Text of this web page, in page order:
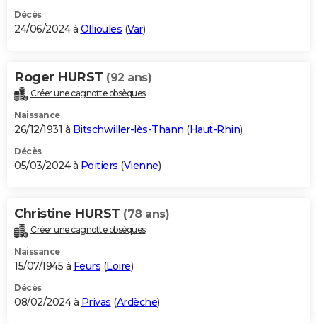
Décès
24/06/2024 à Ollioules (Var)
Roger HURST (92 ans)
Créer une cagnotte obsèques
Naissance
26/12/1931 à Bitschwiller-lès-Thann (Haut-Rhin)
Décès
05/03/2024 à Poitiers (Vienne)
Christine HURST (78 ans)
Créer une cagnotte obsèques
Naissance
15/07/1945 à Feurs (Loire)
Décès
08/02/2024 à Privas (Ardèche)